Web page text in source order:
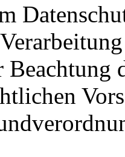
Beachtung